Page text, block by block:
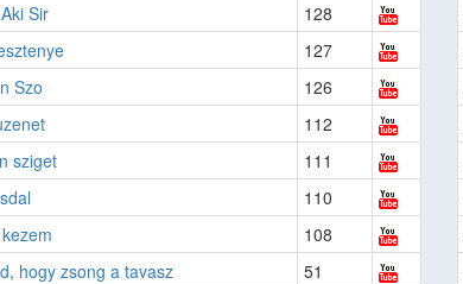
Sir
128
127
Szo
126
112
sziget
111
110
108
hogy zsong a tavasz
51